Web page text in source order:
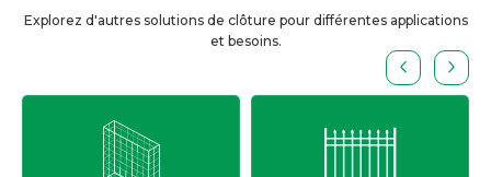
Explorez d'autres solutions de clôture pour différentes applications
et besoins.